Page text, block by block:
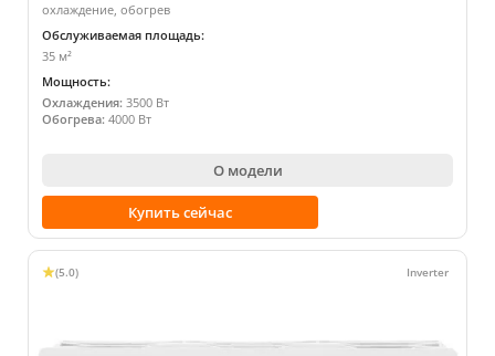
охлаждение, обогрев
Обслуживаемая площадь:
35 м²
Мощность:
Охлаждения: 3500 Вт
Обогрева: 4000 Вт
О модели
Купить сейчас
(5.0)